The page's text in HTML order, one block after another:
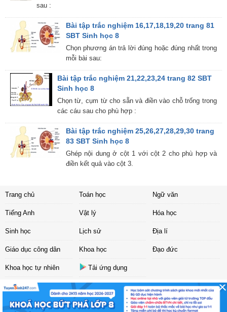
sau :
Bài tập trắc nghiệm 16,17,18,19,20 trang 81
SBT Sinh học 8
Chọn phương án trả lời đúng hoặc đúng nhất trong
mỗi bài sau:
Bài tập trắc nghiệm 21,22,23,24 trang 82 SBT
Sinh học 8
Chọn từ, cụm từ cho sẵn và điền vào chỗ trống trong
các cáu sau cho phù hợp :
Bài tập trắc nghiệm 25,26,27,28,29,30 trang
83 SBT Sinh học 8
Ghép nội dung ở cột 1 với cột 2 cho phù hợp và
điền kết quả vào cột 3.
Trang chủ Toán học Ngữ văn
Tiếng Anh Vật lý Hóa học
Sinh học Lịch sử Địa lí
Giáo dục công dân Khoa học Đạo đức
Khoa học tự nhiên Tải ứng dụng
Liên hệ|Chính sách
Copyright ©2017 Sachbaitap.com